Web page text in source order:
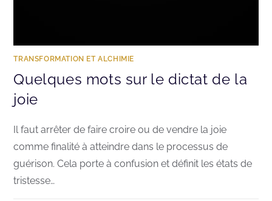
TRANSFORMATION ET ALCHIMIE
Quelques mots sur le dictat de la
joie
Il faut arrêter de faire croire ou de vendre la joie
comme finalité à atteindre dans le processus de
guérison. Cela porte à confusion et définit les états de
tristesse…